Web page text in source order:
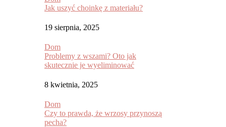
Jak uszyć choinkę z materiału?
19 sierpnia, 2025
Dom
Problemy z wszami? Oto jak
skutecznie je wyeliminować
8 kwietnia, 2025
Dom
Czy to prawda, że wrzosy przynoszą
pecha?